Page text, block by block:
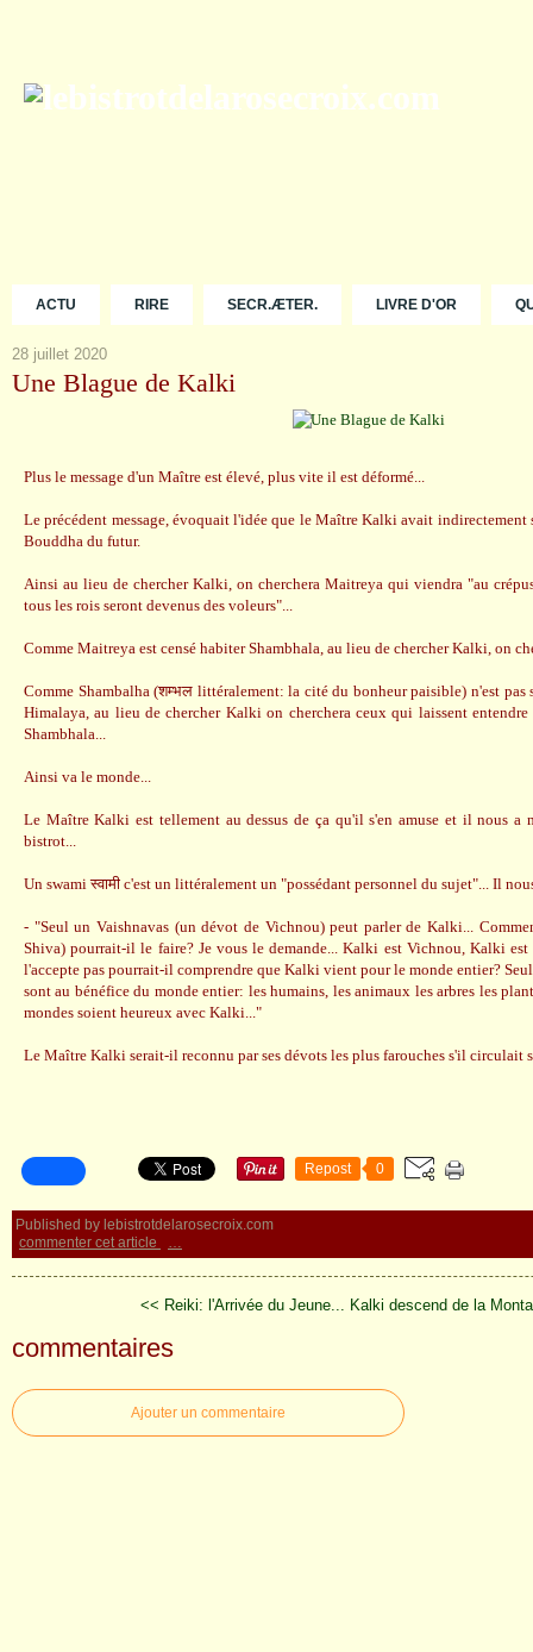
ACTU RIRE SECR.ÆTER. LIVRE D'OR
28 juillet 2020
Une Blague de Kalki
Plus le message d'un Maître est élevé, plus vite il est déformé...
Le précédent message, évoquait l'idée que le Maître Kalki avait
Bouddha du futur.
Ainsi au lieu de chercher Kalki, on cherchera Maitreya qui viendra "au
tous les rois seront devenus des voleurs"...
Comme Maitreya est censé habiter Shambhala, au lieu de chercher Kalki, on
Comme Shambalha (शम्भल littéralement: la cité du bonheur paisible) n'est pas
Himalaya, au lieu de chercher Kalki on cherchera ceux qui laissent entendre
Shambhala...
Ainsi va le monde...
Le Maître Kalki est tellement au dessus de ça qu'il s'en amuse et il nous a
bistrot...
Un swami स्वामी c'est un littéralement un "possédant personnel du sujet"... Il
- "Seul un Vaishnavas (un dévot de Vichnou) peut parler de Kalki...
Shiva) pourrait-il le faire? Je vous le demande... Kalki est Vichnou, Kalki
l'accepte pas pourrait-il comprendre que Kalki vient pour le monde entier?
sont au bénéfice du monde entier: les humains, les animaux les arbres les
mondes soient heureux avec Kalki..."
Le Maître Kalki serait-il reconnu par ses dévots les plus farouches s'il circulait
Repost 0
Published by lebistrotdelarosecroix.com
commenter cet article
…
<< Reiki: l'Arrivée du Jeune... Kalki descend de la
commentaires
Ajouter un commentaire